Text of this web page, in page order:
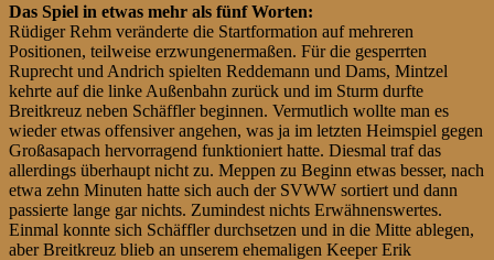
Das Spiel in etwas mehr als fünf Worten:
Rüdiger Rehm veränderte die Startformation auf mehreren
Positionen, teilweise erzwungenermaßen. Für die gesperrten
Ruprecht und Andrich spielten Reddemann und Dams, Mintzel
kehrte auf die linke Außenbahn zurück und im Sturm durfte
Breitkreuz neben Schäffler beginnen. Vermutlich wollte man es
wieder etwas offensiver angehen, was ja im letzten Heimspiel gegen
Großasapach hervorragend funktioniert hatte. Diesmal traf das
allerdings überhaupt nicht zu. Meppen zu Beginn etwas besser, nach
etwa zehn Minuten hatte sich auch der SVWW sortiert und dann
passierte lange gar nichts. Zumindest nichts Erwähnenswertes.
Einmal konnte sich Schäffler durchsetzen und in die Mitte ablegen,
aber Breitkreuz blieb an unserem ehemaligen Keeper Erik